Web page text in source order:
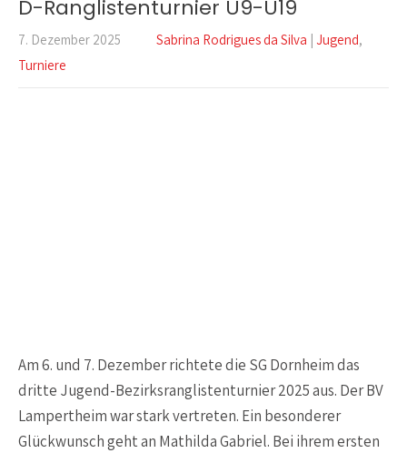
D-Ranglistenturnier U9-U19
7. Dezember 2025 Sabrina Rodrigues da Silva | Jugend,
Turniere
Am 6. und 7. Dezember richtete die SG Dornheim das
dritte Jugend-Bezirksranglistenturnier 2025 aus. Der BV
Lampertheim war stark vertreten. Ein besonderer
Glückwunsch geht an Mathilda Gabriel. Bei ihrem ersten